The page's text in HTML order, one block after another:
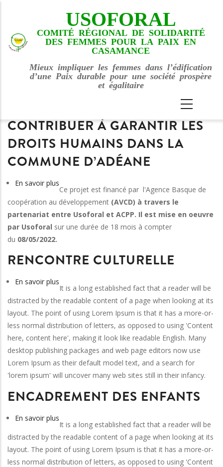
contenu
principal
USOFORAL
COMITÉ RÉGIONAL DE SOLIDARITÉ
DES FEMMES POUR LA PAIX EN
CASAMANCE
Mieux impliquer les femmes dans l’édification
d’une Paix durable pour une société prospère
et égalitaire
CONTRIBUER À GARANTIR LES
DROITS HUMAINS DANS LA
COMMUNE D’ADÉANE
En savoir plus
Contribuer
à
garantir
les
humains
commune
Ce projet est financé par l'Agence Basque de
coopération au développement (AVCD) à travers le
partenariat entre Usoforal et ACPP. Il est mise en oeuvre
par Usoforal sur une durée de 18 mois à compter
du 08/05/2022.
RENCONTRE CULTURELLE
En savoir plus
Rencontre
culturelle
It is a long established fact that a reader will be
distracted by the readable content of a page when looking at its
layout. The point of using Lorem Ipsum is that it has a more-or-
less normal distribution of letters, as opposed to using 'Content
here, content here', making it look like readable English. Many
desktop publishing packages and web page editors now use
Lorem Ipsum as their default model text, and a search for
'lorem ipsum' will uncover many web sites still in their infancy.
ENCADREMENT DES ENFANTS
En savoir plus
Encadrement
des
enfants
It is a long established fact that a reader will be
distracted by the readable content of a page when looking at its
layout. The point of using Lorem Ipsum is that it has a more-or-
less normal distribution of letters, as opposed to using 'Content